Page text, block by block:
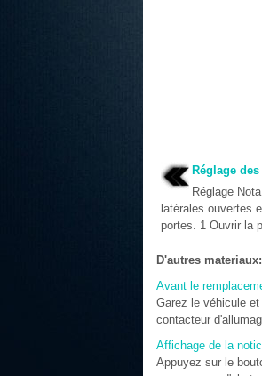
Réglage
Réglage
latérales ouvertes
portes. 1 Ouvrir la
D'autres materiaux:
Avant le
Garez le véhicule
contacteur
Affichage de la
Appuyez sur le